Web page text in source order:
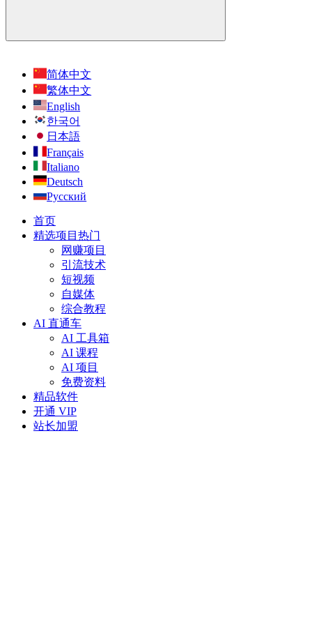
简体中文
繁体中文
English
한국어
日本語
Français
Italiano
Deutsch
Русский
首页
精选项目 热门
网赚项目
引流技术
短视频
自媒体
综合教程
AI 直通车
AI 工具箱
AI 课程
AI 项目
免费资料
精品软件
开通 VIP
站长加盟